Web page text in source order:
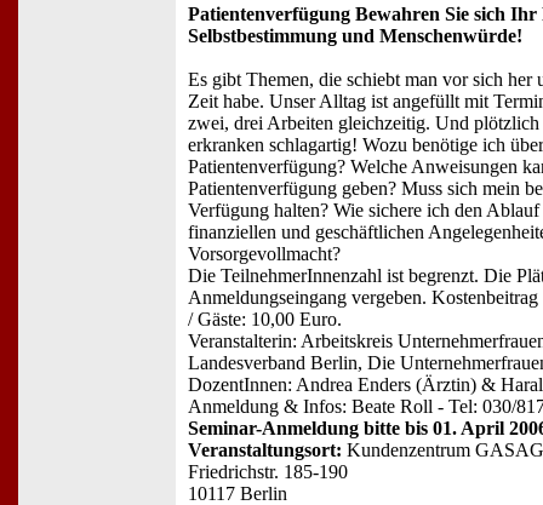
Patientenverfügung Bewahren Sie sich Ihr
Selbstbestimmung und Menschenwürde!
Es gibt Themen, die schiebt man vor sich her
Zeit habe. Unser Alltag ist angefüllt mit
zwei, drei Arbeiten gleichzeitig. Und
erkranken schlagartig! Wozu benötige ich
Patientenverfügung? Welche Anweisungen
Patientenverfügung geben? Muss sich mein
Verfügung halten? Wie sichere ich den
finanziellen und geschäftlichen
Vorsorgevollmacht?
Die TeilnehmerInnenzahl ist begrenzt. Die
Anmeldungseingang vergeben.
/ Gäste: 10,00 Euro.
Veranstalterin: Arbeitskreis
Landesverband Berlin, Die
DozentInnen: Andrea Enders (Ärztin) &
Anmeldung & Infos: Beate Roll - Tel: 030/
Seminar-Anmeldung bitte bis 01. April
Veranstaltungsort: Kundenzentrum GASAG
Friedrichstr. 185-190
10117 Berlin